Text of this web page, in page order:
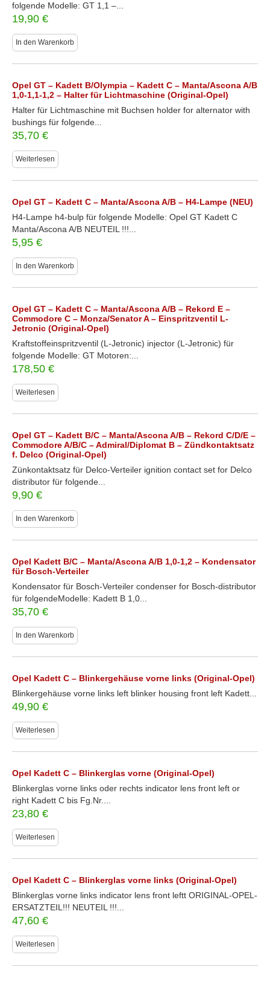
folgende Modelle: GT 1,1 –...
19,90 €
In den Warenkorb
Opel GT – Kadett B/Olympia – Kadett C – Manta/Ascona A/B
1,0-1,1-1,2 – Halter für Lichtmaschine (Original-Opel)
Halter für Lichtmaschine mit Buchsen holder for alternator with
bushings für folgende...
35,70 €
Weiterlesen
Opel GT – Kadett C – Manta/Ascona A/B – H4-Lampe (NEU)
H4-Lampe h4-bulp für folgende Modelle: Opel GT Kadett C
Manta/Ascona A/B NEUTEIL !!!...
5,95 €
In den Warenkorb
Opel GT – Kadett C – Manta/Ascona A/B – Rekord E –
Commodore C – Monza/Senator A – Einspritzventil L-
Jetronic (Original-Opel)
Kraftstoffeinspritzventil (L-Jetronic) injector (L-Jetronic) für
folgende Modelle: GT Motoren:...
178,50 €
Weiterlesen
Opel GT – Kadett B/C – Manta/Ascona A/B – Rekord C/D/E –
Commodore A/B/C – Admiral/Diplomat B – Zündkontaktsatz
f. Delco (Original-Opel)
Zünkontaktsatz für Delco-Verteiler ignition contact set for Delco
distributor für folgende...
9,90 €
In den Warenkorb
Opel Kadett B/C – Manta/Ascona A/B 1,0-1,2 – Kondensator
für Bosch-Verteiler
Kondensator für Bosch-Verteiler condenser for Bosch-distributor
für folgendeModelle: Kadett B 1,0...
35,70 €
In den Warenkorb
Opel Kadett C – Blinkergehäuse vorne links (Original-Opel)
Blinkergehäuse vorne links left blinker housing front left Kadett...
49,90 €
Weiterlesen
Opel Kadett C – Blinkerglas vorne (Original-Opel)
Blinkerglas vorne links oder rechts indicator lens front left or
right Kadett C bis Fg.Nr....
23,80 €
Weiterlesen
Opel Kadett C – Blinkerglas vorne links (Original-Opel)
Blinkerglas vorne links indicator lens front leftt ORIGINAL-OPEL-
ERSATZTEIL!!! NEUTEIL !!!...
47,60 €
Weiterlesen